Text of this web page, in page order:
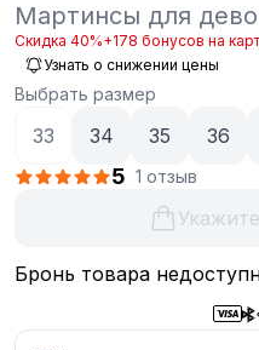
Мартинсы для
Скидка 40%+178 бонусов на
Узнать о снижении цены
Выбрать размер
33 34 35 36
5 1 отзыв
Бронь товара